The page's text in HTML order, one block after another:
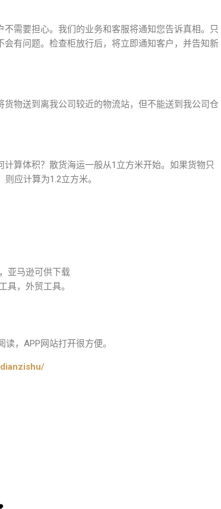
需要担心。我们的业务和客服将通知您告诉真相。只
有问题。检查柜放行后，将立即通知客户，并告知新
物送到离我公司较近的物流站，但不能送到我公司仓
算体积？散货海运一般从1立方米开始。如果货物只
应计算为1.2立方米。
亚马逊可供下载
具，外贸工具。
，APP网站打开很方便。